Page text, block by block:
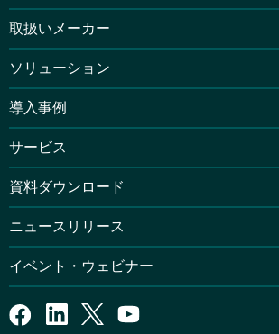
取扱いメーカー
ソリューション
導入事例
サービス
資料ダウンロード
ニュースリリース
イベント・ウェビナー